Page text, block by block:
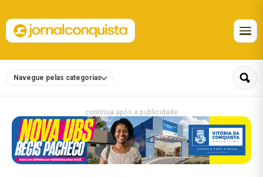
Navegue pelas categorias
continua após a publicidade